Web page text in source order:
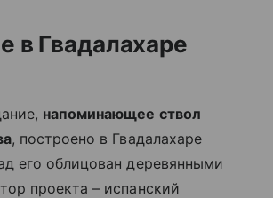
в Гвадалахаре
напоминающее ствол
, построено в Гвадалахаре
его облицован деревянными
проекта – испанский